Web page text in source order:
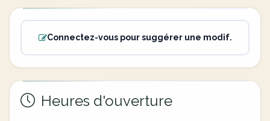
Connectez-vous pour suggérer une modif.
Heures d'ouverture